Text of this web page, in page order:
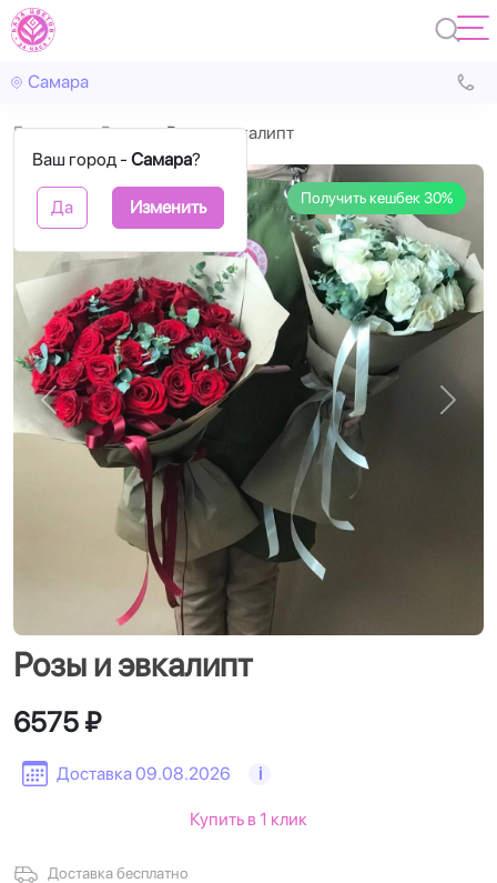
Самара
Ваш город - Самара?
Да Изменить
Главная Розы Розы и эвкалипт
Получить кешбек 30%
Назад
Розы и эвкалипт
Доставка 09.08.2026 i
6575 ₽
Доставка бесплатно
Купить в 1 клик